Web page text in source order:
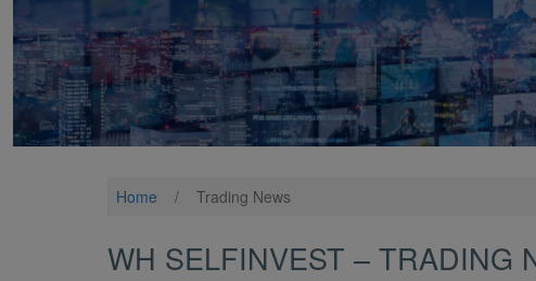
Home / Trading News
WH SELFINVEST – TRADING